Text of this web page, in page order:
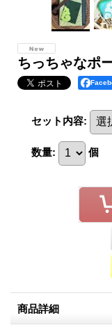
ちっちゃなポ
セット内容:
数量: 個
商品詳細